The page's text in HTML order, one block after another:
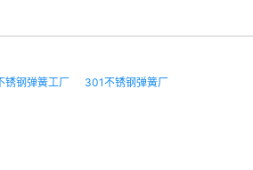
锈钢弹簧工厂 301不锈钢弹簧厂